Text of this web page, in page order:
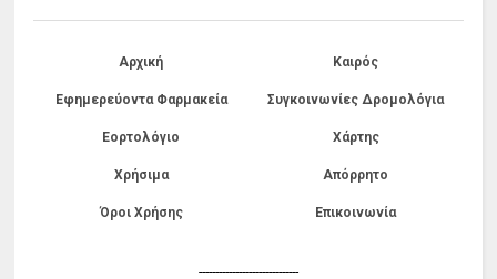
Αρχική Καιρός
Εφημερεύοντα Φαρμακεία Συγκοινωνίες Δρομολόγια
Εορτολόγιο Χάρτης
Χρήσιμα Απόρρητο
Όροι Χρήσης Επικοινωνία
------------------------------